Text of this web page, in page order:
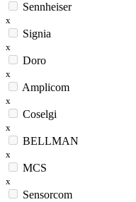
Sennheiser
x
Signia
x
Doro
x
Amplicom
x
Coselgi
x
BELLMAN
x
MCS
x
Sensorcom